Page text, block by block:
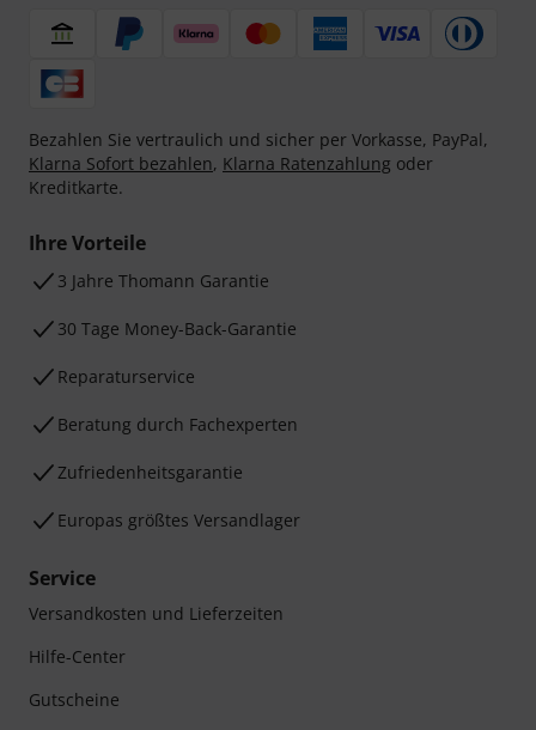
Bezahlen Sie vertraulich und sicher per Vorkasse, PayPal,
Klarna Sofort bezahlen, Klarna Ratenzahlung oder
Kreditkarte.
Ihre Vorteile
3 Jahre Thomann Garantie
30 Tage Money-Back-Garantie
Reparaturservice
Beratung durch Fachexperten
Zufriedenheitsgarantie
Europas größtes Versandlager
Service
Versandkosten und Lieferzeiten
Hilfe-Center
Gutscheine